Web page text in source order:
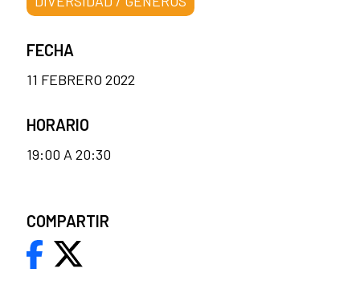
FECHA
11 FEBRERO 2022
HORARIO
19:00 A 20:30
COMPARTIR